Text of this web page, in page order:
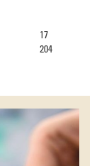
17
204